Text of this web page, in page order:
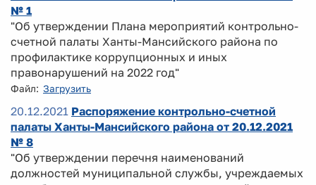
№ 1
"Об утверждении Плана мероприятий контрольно-
счетной палаты Ханты-Мансийского района по
профилактике коррупционных и иных
правонарушений на 2022 год"
Файл: Загрузить
20.12.2021 Распоряжение контрольно-счетной
палаты Ханты-Мансийского района от 20.12.2021
№ 8
"Об утверждении перечня наименований
должностей муниципальной службы, учреждаемых